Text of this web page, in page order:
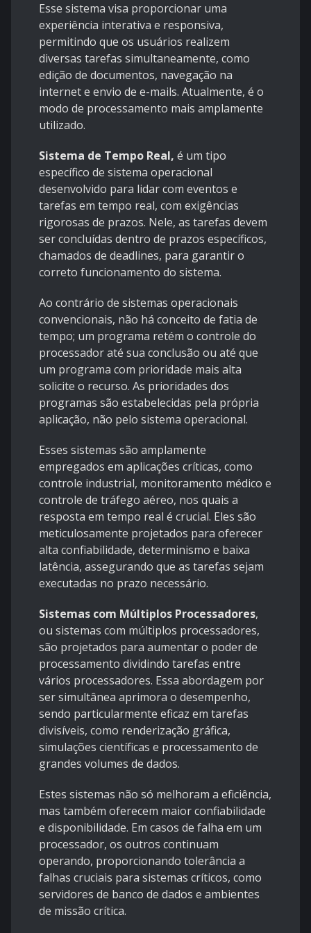
Esse sistema visa proporcionar uma
experiência interativa e responsiva,
permitindo que os usuários realizem
diversas tarefas simultaneamente, como
edição de documentos, navegação na
internet e envio de e-mails. Atualmente, é o
modo de processamento mais amplamente
utilizado.
Sistema de Tempo Real, é um tipo
específico de sistema operacional
desenvolvido para lidar com eventos e
tarefas em tempo real, com exigências
rigorosas de prazos. Nele, as tarefas devem
ser concluídas dentro de prazos específicos,
chamados de deadlines, para garantir o
correto funcionamento do sistema.
Ao contrário de sistemas operacionais
convencionais, não há conceito de fatia de
tempo; um programa retém o controle do
processador até sua conclusão ou até que
um programa com prioridade mais alta
solicite o recurso. As prioridades dos
programas são estabelecidas pela própria
aplicação, não pelo sistema operacional.
Esses sistemas são amplamente
empregados em aplicações críticas, como
controle industrial, monitoramento médico e
controle de tráfego aéreo, nos quais a
resposta em tempo real é crucial. Eles são
meticulosamente projetados para oferecer
alta confiabilidade, determinismo e baixa
latência, assegurando que as tarefas sejam
executadas no prazo necessário.
Sistemas com Múltiplos Processadores,
ou sistemas com múltiplos processadores,
são projetados para aumentar o poder de
processamento dividindo tarefas entre
vários processadores. Essa abordagem por
ser simultânea aprimora o desempenho,
sendo particularmente eficaz em tarefas
divisíveis, como renderização gráfica,
simulações científicas e processamento de
grandes volumes de dados.
Estes sistemas não só melhoram a eficiência,
mas também oferecem maior confiabilidade
e disponibilidade. Em casos de falha em um
processador, os outros continuam
operando, proporcionando tolerância a
falhas cruciais para sistemas críticos, como
servidores de banco de dados e ambientes
de missão crítica.